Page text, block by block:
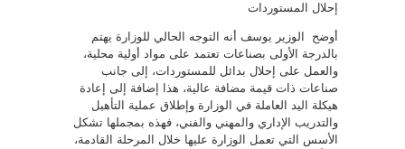
إحلال المستوردات
أوضح الوزير يوسف أنه التوجه الحالي للوزارة يهتم
بالدرجة الأولى بصناعات تعتمد على مواد أولية محلية،
والعمل على إحلال بدائل للمستوردات، إلى جانب
صناعات ذات قيمة مضافة عالية، هذا إضافة إلى إعادة
هيكلة اليد العاملة في الوزارة وإطلاق عملية التأهيل
والتدريب الإداري والمهني والفني، فهذه بمجملها تشكل
الأسس التي تعمل الوزارة عليها خلال المرحلة القادمة،